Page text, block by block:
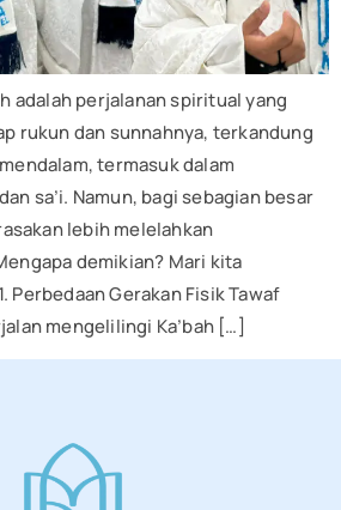
adalah perjalanan spiritual yang
rukun dan sunnahnya, terkandung
termasuk dalam
sa’i. Namun, bagi sebagian besar
lebih melelahkan
demikian? Mari kita
Perbedaan Gerakan Fisik Tawaf
mengelilingi Ka’bah […]